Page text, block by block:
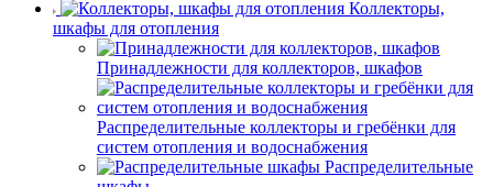
Коллекторы,
шкафы для отопления
Принадлежности для коллекторов, шкафов
Распределительные коллекторы и гребёнки для
систем отопления и водоснабжения
Распределительные